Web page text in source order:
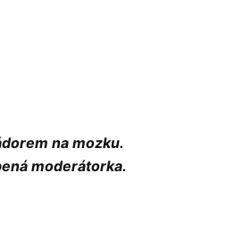
na mozku.
moderátorka.